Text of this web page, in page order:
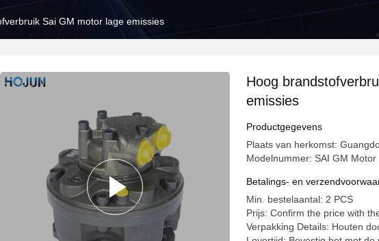
Sai GM motor lage emissies
Hoog
emissies
Productgegevens
Plaats van herkomst:
Modelnummer: SAI GM Motor
Betalings- en
Min. bestelaantal: 2 PCS
Prijs: Confirm the price with
Verpakking Details: Houten